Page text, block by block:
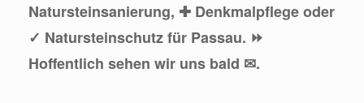
Natursteinsanierung, ✚ Denkmalpflege oder
✓ Natursteinschutz für Passau. ⏩
Hoffentlich sehen wir uns bald ✉.